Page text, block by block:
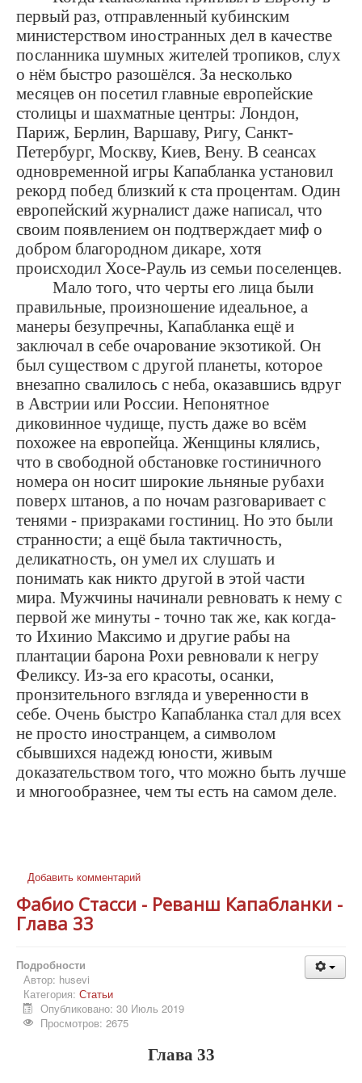
первый раз, отправленный кубинским
министерством иностранных дел в качестве
посланника шумных жителей тропиков, слух
о нём быстро разошёлся. За несколько
месяцев он посетил главные европейские
столицы и шахматные центры: Лондон,
Париж, Берлин, Варшаву, Ригу, Санкт-
Петербург, Москву, Киев, Вену. В сеансах
одновременной игры Капабланка установил
рекорд побед близкий к ста процентам. Один
европейский журналист даже написал, что
своим появлением он подтверждает миф о
добром благородном дикаре, хотя
происходил Хосе-Рауль из семьи поселенцев.
Мало того, что черты его лица были
правильные, произношение идеальное, а
манеры безупречны, Капабланка ещё и
заключал в себе очарование экзотикой. Он
был существом с другой планеты, которое
внезапно свалилось с неба, оказавшись вдруг
в Австрии или России. Непонятное
диковинное чудище, пусть даже во всём
похожее на европейца. Женщины клялись,
что в свободной обстановке гостиничного
номера он носит широкие льняные рубахи
поверх штанов, а по ночам разговаривает с
тенями - призраками гостиниц. Но это были
странности; а ещё была тактичность,
деликатность, он умел их слушать и
понимать как никто другой в этой части
мира. Мужчины начинали ревновать к нему с
первой же минуты - точно так же, как когда-
то Ихинио Максимо и другие рабы на
плантации барона Рохи ревновали к негру
Феликсу. Из-за его красоты, осанки,
пронзительного взгляда и уверенности в
себе. Очень быстро Капабланка стал для всех
не просто иностранцем, а символом
сбывшихся надежд юности, живым
доказательством того, что можно быть лучше
и многообразнее, чем ты есть на самом деле.
Добавить комментарий
Фабио Стасси - Реванш Капабланки -
Глава 33
Подробности
Автор: husevi
Категория: Статьи
Опубликовано: 30 Июль 2019
Просмотров: 2675
Глава 33